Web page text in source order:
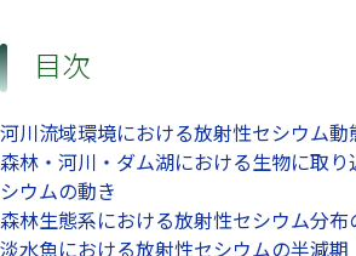
目次
河川流域環境における放射性セシウム動
森林・河川・ダム湖における生物に取
シウムの動き
森林生態系における放射性セシウム分布
淡水魚における放射性セシウムの半減期